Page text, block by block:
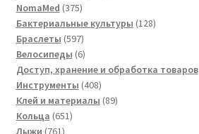
NomaMed 375375
товаров
Бактериальные культуры 128128
Браслеты 597597
товаров
Велосипеды 66
товаров
Доступ, хранение и обработка товаров
Инструменты 408408
товаров
Клей и материалы 8989
Кольца 651651
Лыжи 761761